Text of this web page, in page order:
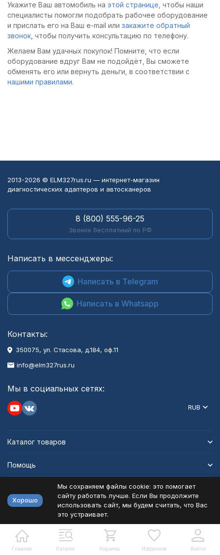
Укажите Ваш автомобиль на этой странице , чтобы наши
специалисты помогли подобрать рабочее оборудование
и прислать его на Ваш e-mail или закажите обратный
звонок , чтобы получить консультацию по телефону.
Желаем Вам удачных покупок! Помните, что если
оборудование вдруг Вам не подойдёт, Вы сможете
обменять его или вернуть деньги, в соответствии с
нашими правилами.
Главная Каталог Корзина Избранное Войти
2013-2026 © ELM327rus.ru — интернет-магазин
диагностических адаптеров и автосканеров
8 (800) 555-96-25
Звонок бесплатный по РФ
Написать в мессенджеры:
Написать в Telegram
Написать в Whatsapp
Контакты:
350075, ул. Стасова, д.184, оф.11
info@elm327rus.ru
Мы в социальных сетях:
RUB
Каталог товаров
Помощь
Политика персональных данных
Разработано в bodysite.ru
Хорошо
Мы сохраняем файлы cookie: это помогает
сайту работать лучше. Если Вы продолжите
использовать сайт, мы будем считать, что Вас
это устраивает.